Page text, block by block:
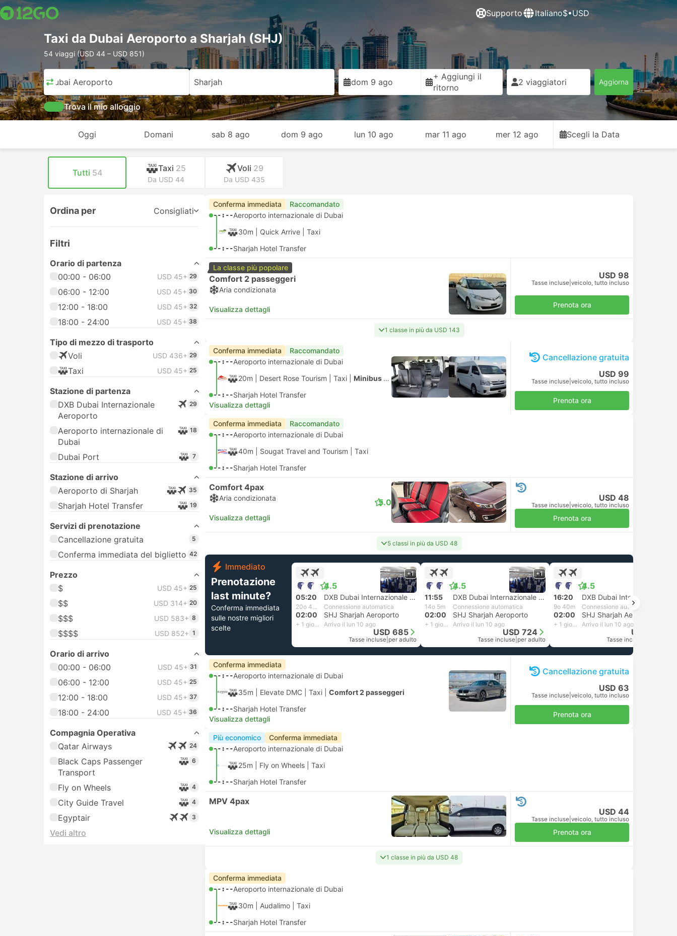
Supporto Italiano$•USD
Taxi da Dubai Aeroporto a Sharjah (SHJ)
54 viaggi (USD 44 – USD 851)
Dubai Aeroporto Sharjah dom 9 ago
+ Aggiungi il
ritorno
2 viaggiatori Aggiorna
Trova il mio alloggio
Oggi Domani sab 8 ago dom 9 ago lun 10 ago mar 11 ago mer 12 ago Scegli la Data
Tutti 54 Taxi 25
Da USD 44
Voli 29
Da USD 435
Ordina per Consigliati
Filtri
Orario di partenza
00:00 - 06:00
USD 45+ 29
06:00 - 12:00 USD 45+ 30
12:00 - 18:00 USD 45+ 32
18:00 - 24:00 USD 45+ 38
Tipo di mezzo di trasporto
Voli
USD 436+ 29
Taxi USD 45+ 25
Stazione di partenza
DXB Dubai Internazionale
Aeroporto
29
Aeroporto internazionale di
Dubai
18
Dubai Port 7
Stazione di arrivo
Aeroporto di Sharjah
35
Sharjah Hotel Transfer 19
Servizi di prenotazione
Cancellazione gratuita
5
Conferma immediata del biglietto 42
Prezzo
$
USD 45+ 25
$$ USD 314+ 20
$$$ USD 583+ 8
$$$$ USD 852+ 1
Orario di arrivo
00:00 - 06:00
USD 45+ 31
06:00 - 12:00 USD 45+ 25
12:00 - 18:00 USD 45+ 37
18:00 - 24:00 USD 45+ 36
Compagnia Operativa
Qatar Airways
24
Black Caps Passenger
Transport
6
Fly on Wheels 4
City Guide Travel 4
Egyptair 3
Vedi altro
Conferma immediata Raccomandato
--:--Aeroporto internazionale di Dubai
30m | Quick Arrive Taxi
--:--Sharjah Hotel Transfer
La classe più popolare
Comfort 2 passeggeri
Aria condizionata
Visualizza dettagli
USD 98
Tasse incluse veicolo, tutto incluso
Prenota ora
1 classe in più da USD 143
Conferma immediata Raccomandato
--:--Aeroporto internazionale di Dubai
20m | Desert Rose Tourism Taxi Minibus 6 passeggeri
--:--Sharjah Hotel Transfer
Visualizza dettagli
Cancellazione gratuita
USD 99
Tasse incluse veicolo, tutto incluso
Prenota ora
Conferma immediata Raccomandato
--:--Aeroporto internazionale di Dubai
40m | Sougat Travel and Tourism Taxi
--:--Sharjah Hotel Transfer
Comfort 4pax
Aria condizionata
Visualizza dettagli
5.0 USD 48
Tasse incluse veicolo, tutto incluso
Prenota ora
5 classi in più da USD 48
Immediato
Prenotazione
last minute?
Conferma immediata
sulle nostre migliori
scelte
4.5
+1
05:20 DXB Dubai Internazionale Aeroporto
20o 40m Connessione automatica
02:00 SHJ Sharjah Aeroporto
+ 1 giorno Arrivo il lun 10 ago
USD 685
Tasse incluse per adulto
4.5
+1
11:55 DXB Dubai Internazionale Aeroporto
14o 5m Connessione automatica
02:00 SHJ Sharjah Aeroporto
+ 1 giorno Arrivo il lun 10 ago
USD 724
Tasse incluse per adulto
4.5
16:20
9o 40m Connessione automatica
02:00 SHJ Sharjah Aeroporto
+ 1 giorno Arrivo il lun 10 ago
USD 768
Tasse incluse
Conferma immediata
--:--Aeroporto internazionale di Dubai
35m | Elevate DMC Taxi Comfort 2 passeggeri
--:--Sharjah Hotel Transfer
Visualizza dettagli
Cancellazione gratuita
USD 63
Tasse incluse veicolo, tutto incluso
Prenota ora
Più economico Conferma immediata
--:--Aeroporto internazionale di Dubai
25m | Fly on Wheels Taxi
--:--Sharjah Hotel Transfer
MPV 4pax
Visualizza dettagli
USD 44
Tasse incluse veicolo, tutto incluso
Prenota ora
1 classe in più da USD 48
Conferma immediata
--:--Aeroporto internazionale di Dubai
30m | Audalimo Taxi
--:--Sharjah Hotel Transfer